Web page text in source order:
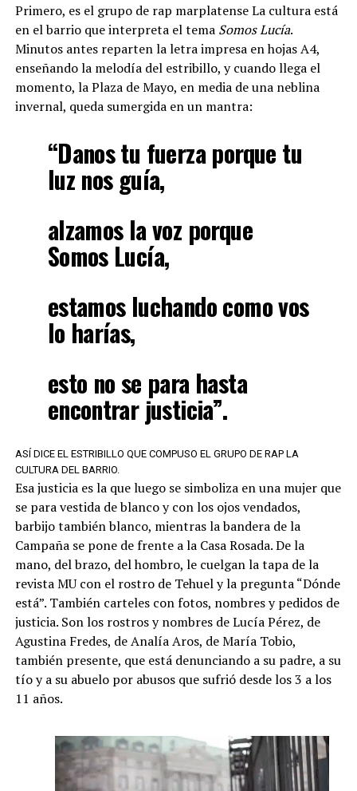
Primero, es el grupo de rap marplatense La cultura está
en el barrio que interpreta el tema Somos Lucía.
Minutos antes reparten la letra impresa en hojas A4,
enseñando la melodía del estribillo, y cuando llega el
momento, la Plaza de Mayo, en media de una neblina
invernal, queda sumergida en un mantra:
“Danos tu fuerza porque tu
luz nos guía,
alzamos la voz porque
Somos Lucía,
estamos luchando como vos
lo harías,
esto no se para hasta
encontrar justicia”.
ASÍ DICE EL ESTRIBILLO QUE COMPUSO EL GRUPO DE RAP LA
CULTURA DEL BARRIO.
Esa justicia es la que luego se simboliza en una mujer que
se para vestida de blanco y con los ojos vendados,
barbijo también blanco, mientras la bandera de la
Campaña se pone de frente a la Casa Rosada. De la
mano, del brazo, del hombro, le cuelgan la tapa de la
revista MU con el rostro de Tehuel y la pregunta “Dónde
está”. También carteles con fotos, nombres y pedidos de
justicia. Son los rostros y nombres de Lucía Pérez, de
Agustina Fredes, de Analía Aros, de María Tobio,
también presente, que está denunciando a su padre, a su
tío y a su abuelo por abusos que sufrió desde los 3 a los
11 años.